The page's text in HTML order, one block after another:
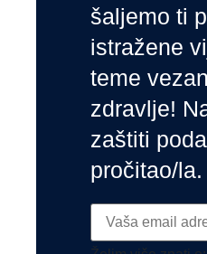
šaljemo ti
istražene
teme
zdravlje!
zaštiti
pročitao/la.